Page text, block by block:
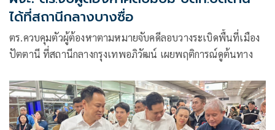
ได้ที่สถานีกลางบางซื่อ
ตร.ควบคุมตัวผู้ต้องหาตามหมายจับคดีลอบวางระเบิดพื้นที่เมือง
ปัตตานี ที่สถานีกลางกรุงเทพอภิวัฒน์ เผยพฤติการณ์ดูต้นทาง